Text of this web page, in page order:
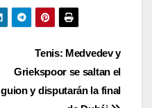
Tenis: Medvedev y
Griekspoor se saltan el
guion y disputarán la final